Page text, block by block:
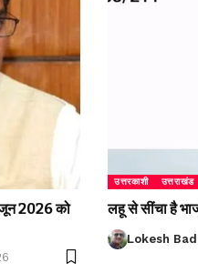
जून 2026 को
उत्तरकाशी उत्तराखंड
लहू से सींचा है
Lokesh